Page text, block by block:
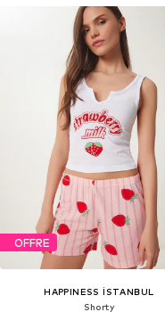
OFFRE
HAPPINESS İSTANBUL
Shorty